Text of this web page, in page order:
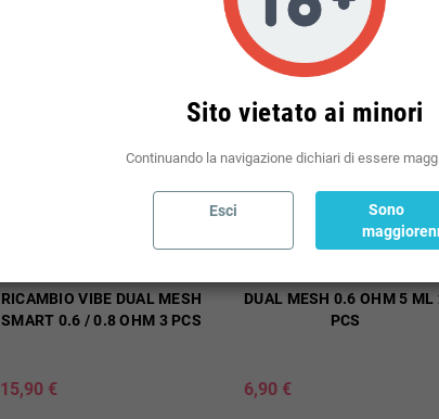
RICAMBIO VIBE DUAL MESH
SMART 0.6 / 0.8 OHM 3 PCS
15,90 €
DUAL MESH 0.6 OHM 5 ML
PCS
6,90 €
Sito vietato ai minori
Continuando la navigazione dichiari di essere
Esci
Sono